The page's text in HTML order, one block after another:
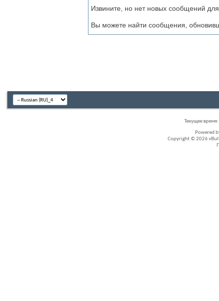
Извините, но нет новых сообщений
Вы можете найти сообщения,
Текущее время:
Powered
Copyright © 2026